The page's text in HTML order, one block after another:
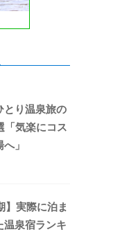
とり温泉旅の
「気楽にコス
」
】実際に泊ま
温泉宿ランキ